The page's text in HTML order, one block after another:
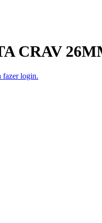
CRAV
fazer login.